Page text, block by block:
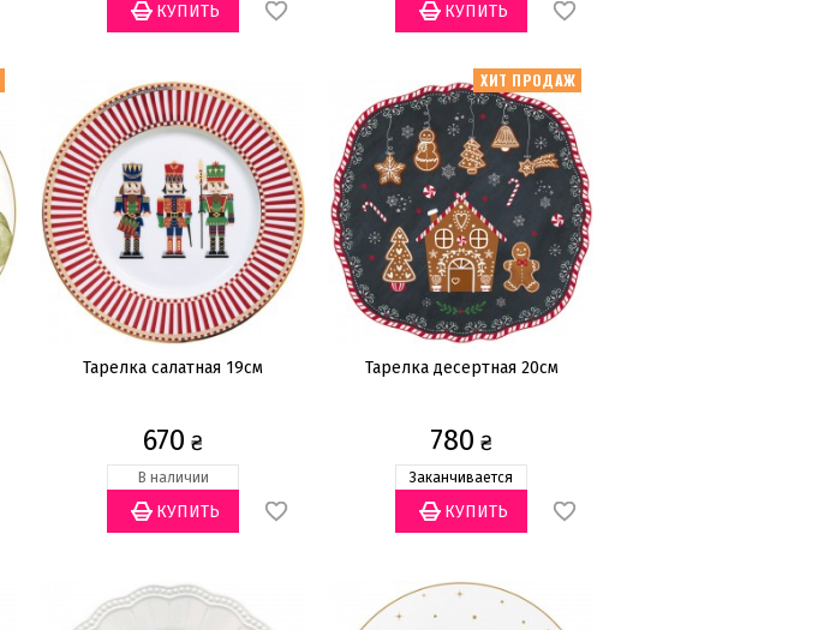
Тарелка салатная 19см
670 ₴
В наличии
ХИТ ПРОДАЖ
Тарелка десертная 20см
780 ₴
Заканчивается